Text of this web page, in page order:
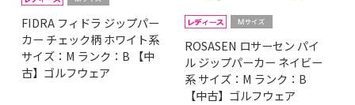
FIDRA フィドラ ジップパー
カー チェック柄 ホワイト系
サイズ：M ランク：B 【中
古】ゴルフウェア
ROSASEN ロサーセン パイ
ル ジップパーカー ネイビー
系 サイズ：M ランク：B
【中古】ゴルフウェア